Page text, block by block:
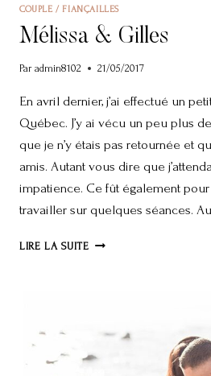
COUPLE / FIANÇAILLES
Mélissa & Gilles
Par admin8102 21/05/2017
En avril dernier, j’ai effectué un
Québec. J’y ai vécu un peu plus
que je n’y étais pas retournée et
amis. Autant vous dire que
impatience. Ce fût également
travailler sur quelques séances.
LIRE LA SUITEMÉLISSA